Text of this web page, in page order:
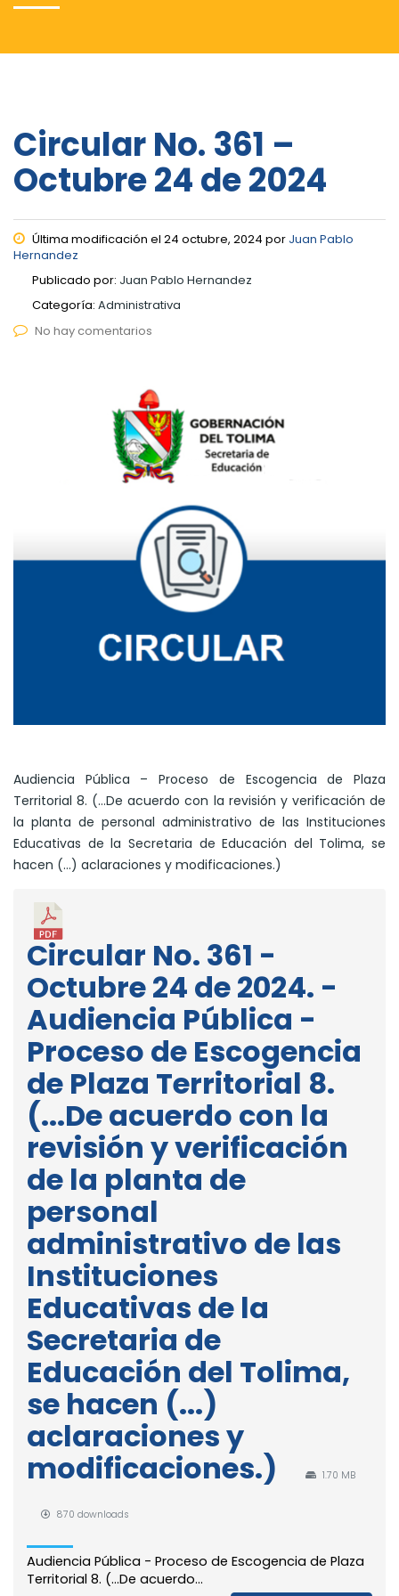
Circular No. 361 –
Octubre 24 de 2024
Última modificación el 24 octubre, 2024 por Juan Pablo
Hernandez
Publicado por: Juan Pablo Hernandez
Categoría: Administrativa
No hay comentarios
Audiencia Pública – Proceso de Escogencia de Plaza
Territorial 8. (…De acuerdo con la revisión y verificación de
la planta de personal administrativo de las Instituciones
Educativas de la Secretaria de Educación del Tolima, se
hacen (…) aclaraciones y modificaciones.)
Circular No. 361 -
Octubre 24 de 2024. -
Audiencia Pública -
Proceso de Escogencia
de Plaza Territorial 8.
(...De acuerdo con la
revisión y verificación
de la planta de
personal
administrativo de las
Instituciones
Educativas de la
Secretaria de
Educación del Tolima,
se hacen (...)
aclaraciones y
modificaciones.)
1.70 MB
870 downloads
Audiencia Pública - Proceso de Escogencia de Plaza
Territorial 8. (...De acuerdo...